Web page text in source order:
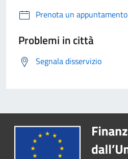
Prenota un appuntamento
Problemi in città
Segnala disservizio